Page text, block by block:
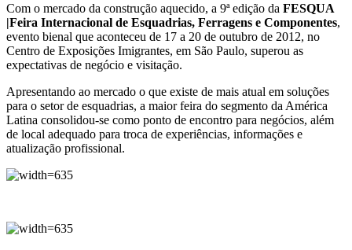
Com o mercado da construção aquecido, a 9ª edição da FESQUA
|Feira Internacional de Esquadrias, Ferragens e Componentes,
evento bienal que aconteceu de 17 a 20 de outubro de 2012, no
Centro de Exposições Imigrantes, em São Paulo, superou as
expectativas de negócio e visitação.
Apresentando ao mercado o que existe de mais atual em soluções
para o setor de esquadrias, a maior feira do segmento da América
Latina consolidou-se como ponto de encontro para negócios, além
de local adequado para troca de experiências, informações e
atualização profissional.